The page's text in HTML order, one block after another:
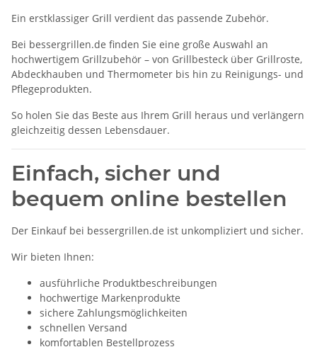
Ein erstklassiger Grill verdient das passende Zubehör.
Bei bessergrillen.de finden Sie eine große Auswahl an
hochwertigem Grillzubehör – von Grillbesteck über Grillroste,
Abdeckhauben und Thermometer bis hin zu Reinigungs- und
Pflegeprodukten.
So holen Sie das Beste aus Ihrem Grill heraus und verlängern
gleichzeitig dessen Lebensdauer.
Einfach, sicher und
bequem online bestellen
Der Einkauf bei bessergrillen.de ist unkompliziert und sicher.
Wir bieten Ihnen:
ausführliche Produktbeschreibungen
hochwertige Markenprodukte
sichere Zahlungsmöglichkeiten
schnellen Versand
komfortablen Bestellprozess